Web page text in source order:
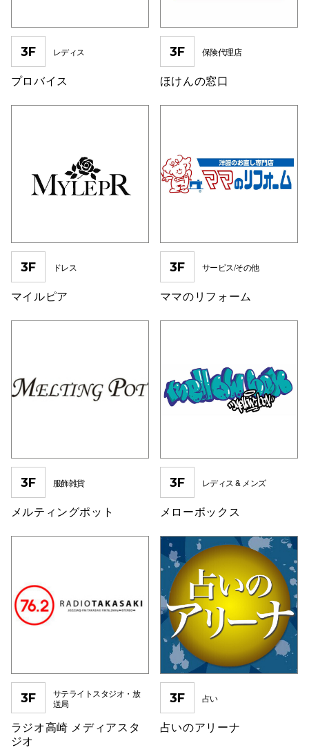
3F レディス
プロバイス
3F 保険代理店
ほけんの窓口
3F ドレス
マイルピア
3F サービス/その他
ママのリフォーム
3F 服飾雑貨
メルティングポット
3F レディス & メンズ
メローボックス
3F
サテライトスタジオ・放
送局
ラジオ高崎 メディアスタ
ジオ
3F 占い
占いのアリーナ